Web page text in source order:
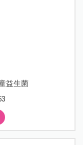
核退、理賠使